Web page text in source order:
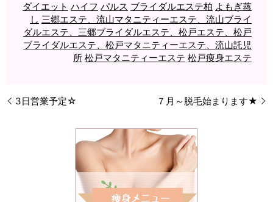
ダイエット ハイフ パルス ブライダルエステ柏 よもぎ蒸
し 三郷エステ、流山マタニティーエステ、流山ブライ
ダルエステ、三郷ブライダルエステ、松戸エステ、松戸
ブライダルエステ、松戸マタニティーエステ、流山託児
所 松戸マタニティーエステ 松戸痩身エステ
3日営業予定☆ ７月～脱毛始まります★